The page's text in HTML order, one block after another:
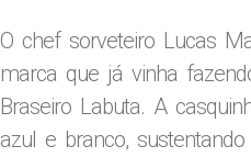
O chef sorveteiro Lucas
marca que já vinha
Braseiro Labuta. A
azul e branco,